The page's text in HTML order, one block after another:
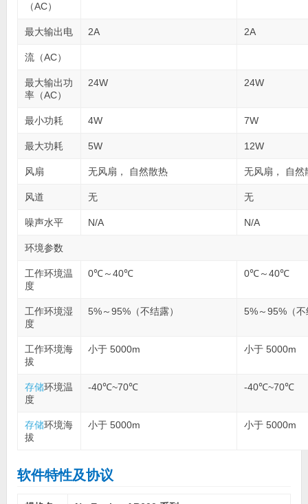
（AC）
最大输出电 2A 2A
流（AC）
最大输出功
率（AC）
24W 24W
最小功耗 4W 7W
最大功耗 5W 12W
风扇 无风扇， 自然散热 无风扇， 自然
风道 无 无
噪声水平 N/A N/A
环境参数
工作环境温
度
0℃～40℃ 0℃～40℃
工作环境湿
度
5%～95%（不结露） 5%～95%（
工作环境海
拔
小于 5000m 小于 5000m
存储环境温
度
-40℃~70℃ -40℃~70℃
存储环境海
拔
小于 5000m 小于 5000m
软件特性及协议